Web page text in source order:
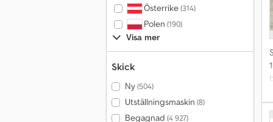
Österrike(314)
Polen (190)
Visa mer
Skick
Ny(504)
Utställningsmaskin (8)
Begagnad (4 927)